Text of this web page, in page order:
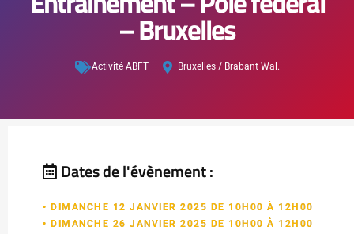
– Bruxelles
Activité ABFT Bruxelles / Brabant Wal.
Dates de l'évènement :
• DIMANCHE 12 JANVIER 2025 DE 10H00 À 12H00
• DIMANCHE 26 JANVIER 2025 DE 10H00 À 12H00